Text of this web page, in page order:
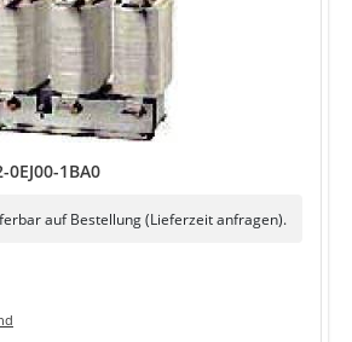
0EJ00-1BA0
auf Bestellung (Lieferzeit anfragen).